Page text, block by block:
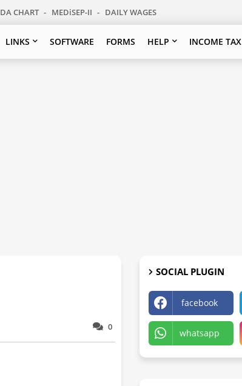
DA CHART MEDiSEP-II DAILY WAGES
LINKS SOFTWARE FORMS HELP INCOME TAX
0
SOCIAL PLUGIN
facebook
whatsapp